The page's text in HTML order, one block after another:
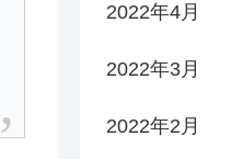
2022年4月
2022年3月
2022年2月